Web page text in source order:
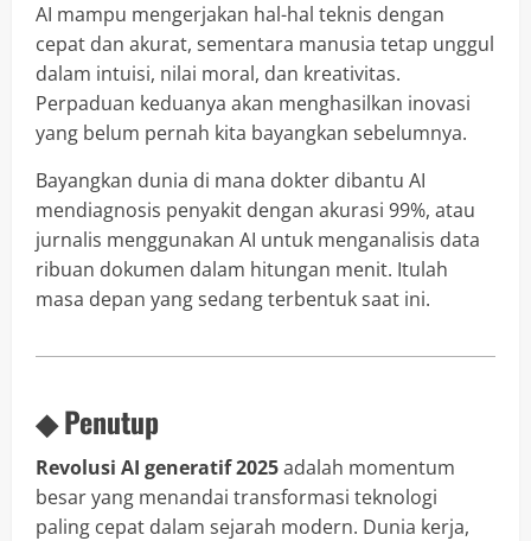
AI mampu mengerjakan hal-hal teknis dengan
cepat dan akurat, sementara manusia tetap unggul
dalam intuisi, nilai moral, dan kreativitas.
Perpaduan keduanya akan menghasilkan inovasi
yang belum pernah kita bayangkan sebelumnya.
Bayangkan dunia di mana dokter dibantu AI
mendiagnosis penyakit dengan akurasi 99%, atau
jurnalis menggunakan AI untuk menganalisis data
ribuan dokumen dalam hitungan menit. Itulah
masa depan yang sedang terbentuk saat ini.
◆ Penutup
Revolusi AI generatif 2025adalah momentum
besar yang menandai transformasi teknologi
paling cepat dalam sejarah modern. Dunia kerja,